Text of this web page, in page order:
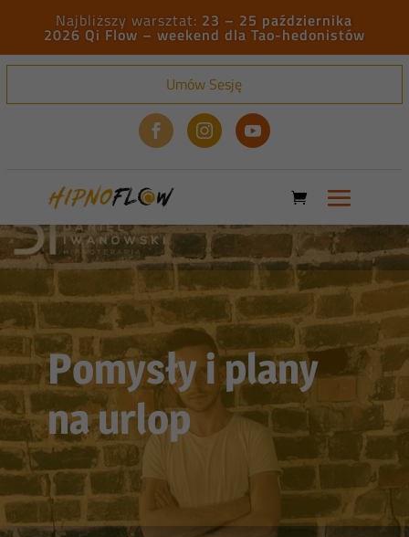
23 – 25 października
2026 Qi Flow – weekend dla Tao-hedonistów
Umów Sesję
  
Pomysły i plany
na urlop